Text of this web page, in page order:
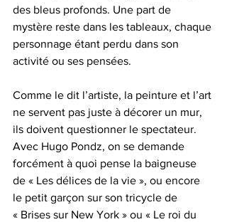
des bleus profonds. Une part de
mystère reste dans les tableaux, chaque
personnage étant perdu dans son
activité ou ses pensées.
Comme le dit l’artiste, la peinture et l’art
ne servent pas juste à décorer un mur,
ils doivent questionner le spectateur.
Avec Hugo Pondz, on se demande
forcément à quoi pense la baigneuse
de « Les délices de la vie », ou encore
le petit garçon sur son tricycle de
« Brises sur New York » ou « Le roi du